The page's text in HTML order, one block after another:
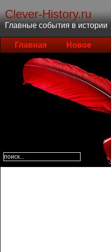
Clever-History.ru
Главные события в истории
Главная Новое